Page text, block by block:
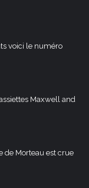
voici le numéro
Maxwell and
de Morteau est crue